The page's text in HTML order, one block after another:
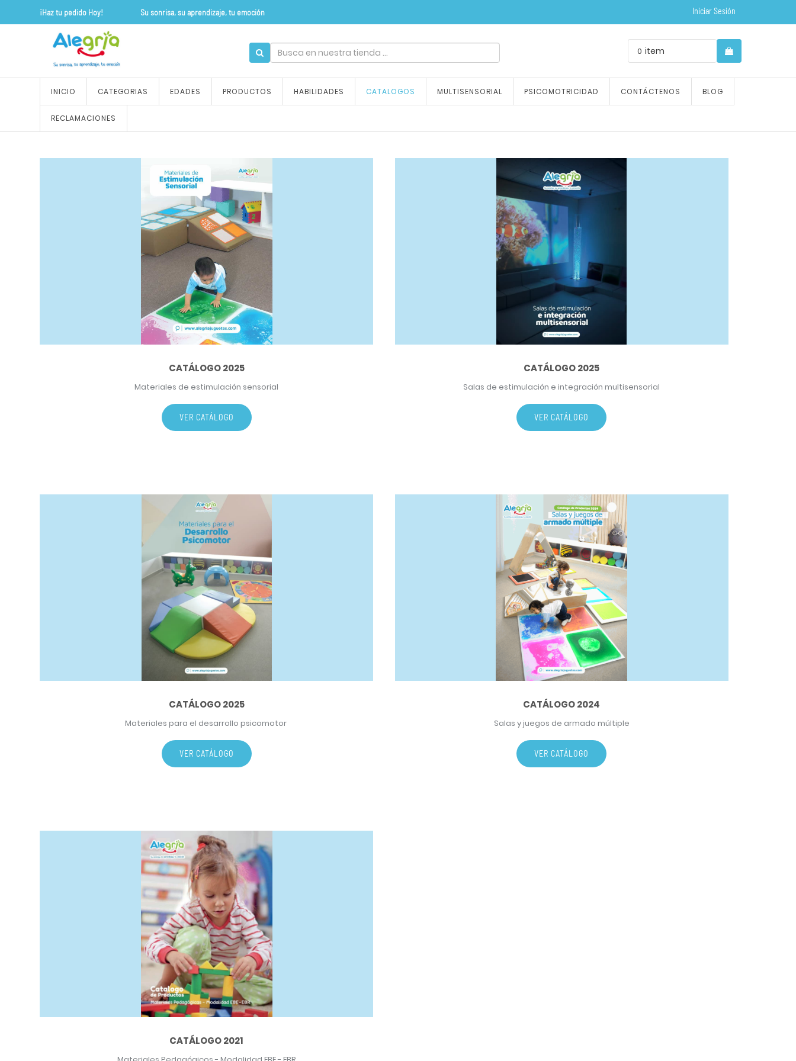
¡Haz tu pedido Hoy! Su sonrisa, su aprendizaje, tu emoción Iniciar Sesión
0 item
INICIO CATEGORIAS EDADES PRODUCTOS HABILIDADES CATALOGOS MULTISENSORIAL PSICOMOTRICIDAD CONTÁCTENOS BLOG
RECLAMACIONES
CATÁLOGO 2025
Materiales de estimulación sensorial
VER CATÁLOGO
CATÁLOGO 2025
Salas de estimulación e integración multisensorial
VER CATÁLOGO
CATÁLOGO 2025
Materiales para el desarrollo psicomotor
VER CATÁLOGO
CATÁLOGO 2024
Salas y juegos de armado múltiple
VER CATÁLOGO
CATÁLOGO 2021